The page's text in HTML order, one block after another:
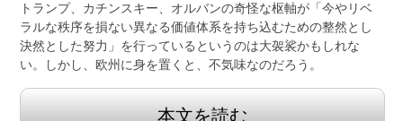
トランプ、カチンスキー、オルバンの奇怪な枢軸が「今やリベ
ラルな秩序を損ない異なる価値体系を持ち込むための整然とし
決然とした努力」を行っているというのは大袈裟かもしれな
い。しかし、欧州に身を置くと、不気味なのだろう。
本文を読む